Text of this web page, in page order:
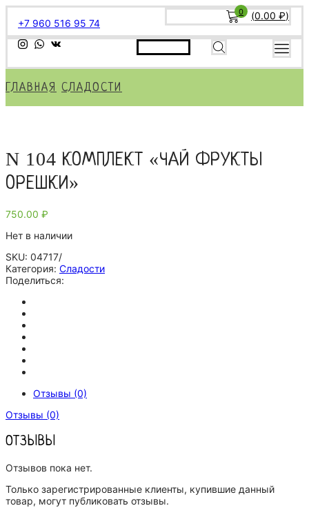
+7 960 516 95 74
0 (0.00 ₽)
ГЛАВНАЯ СЛАДОСТИ
N 104 КОМПЛЕКТ «ЧАЙ ФРУКТЫ
ОРЕШКИ»
750.00 ₽
Нет в наличии
SKU: 04717/
Категория: Сладости
Поделиться:
Отзывы (0)
Отзывы (0)
ОТЗЫВЫ
Отзывов пока нет.
Только зарегистрированные клиенты, купившие данный
товар, могут публиковать отзывы.